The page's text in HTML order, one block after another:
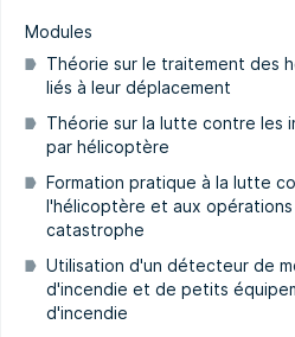
Modules
Théorie sur le traitement des
liés à leur déplacement
Théorie sur la lutte contre les
par hélicoptère
Formation pratique à la lutte
l'hélicoptère et aux
catastrophe
Utilisation d'un détecteur de
d'incendie et de petits
d'incendie